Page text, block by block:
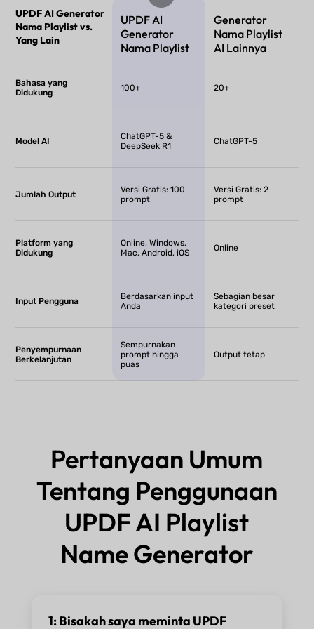
UPDF AI Generator
Nama Playlist vs.
Yang Lain
UPDF AI
Generator
Nama Playlist
Generator
Nama Playlist
AI Lainnya
Bahasa yang
Didukung
100+ 20+
Model AI
ChatGPT-5 &
DeepSeek R1
ChatGPT-5
Jumlah Output
Versi Gratis: 100
prompt
Versi Gratis: 2
prompt
Platform yang
Didukung
Online, Windows,
Mac, Android, iOS
Online
Input Pengguna
Berdasarkan input
Anda
Sebagian besar
kategori preset
Penyempurnaan
Berkelanjutan
Sempurnakan
prompt hingga
puas
Output tetap
Pertanyaan Umum
Tentang Penggunaan
UPDF AI Playlist
Name Generator
1: Bisakah saya meminta UPDF